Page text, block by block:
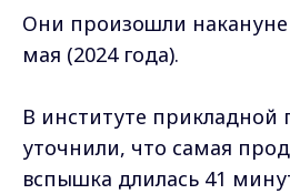
Они произошли накануне
мая (2024 года).
В институте прикладной
уточнили, что самая
вспышка длилась 41